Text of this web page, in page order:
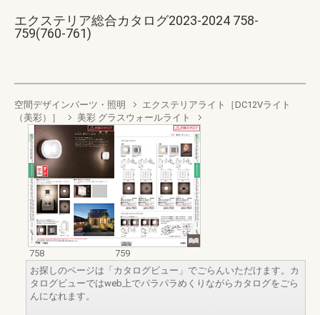
エクステリア総合カタログ2023-2024 758-
759(760-761)
空間デザインパーツ・照明
エクステリアライト［DC12Vライト
（美彩）］
美彩 グラスウォールライト
758
759
お探しのページは「カタログビュー」でごらんいただけます。カ
タログビューではweb上でパラパラめくりながらカタログをごら
んになれます。